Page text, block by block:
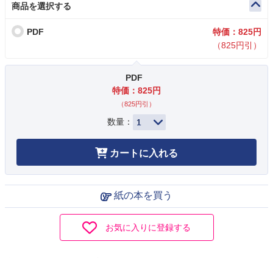
商品を選択する
PDF
特価：825円
（825円引）
PDF
特価：825円
（825円引）
数量：
カートに入れる
紙の本を買う
お気に入りに登録する